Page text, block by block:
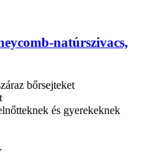
​natúrszivacs,
bőrsejteket
és gyerekeknek